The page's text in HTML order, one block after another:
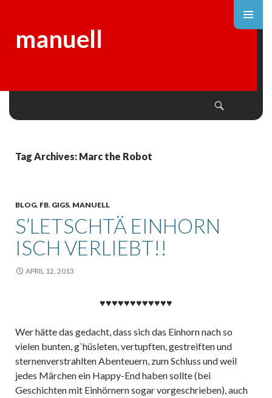
manuell
Tag Archives: Marc the Robot
BLOG, FB, GIGS, MANUELL
S’LETSCHTÄ EINHORN
ISCH VERLIEBT!!
APRIL 12, 2013
♥♥♥♥♥♥♥♥♥♥♥♥
Wer hätte das gedacht, dass sich das Einhorn nach so
vielen bunten, g`hüsleten, vertupften, gestreiften und
sternenverstrahlten Abenteuern, zum Schluss und weil
jedes Märchen ein Happy-End haben sollte (bei
Geschichten mit Einhörnern sogar vorgeschrieben), auch